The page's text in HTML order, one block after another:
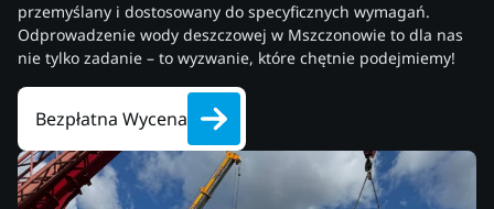
przemyślany i dostosowany do specyficznych wymagań.
Odprowadzenie wody deszczowej w Mszczonowie to dla nas
nie tylko zadanie – to wyzwanie, które chętnie podejmiemy!
Bezpłatna Wycena